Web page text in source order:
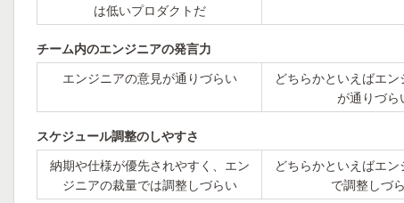
は低いプロダクトだ
チーム内のエンジニアの発言力
エンジニアの意見が通りづらい
どちらかといえばエ
が通りづら
スケジュール調整のしやすさ
納期や仕様が優先されやすく、エン
ジニアの裁量では調整しづらい
どちらかといえばエ
で調整しづ